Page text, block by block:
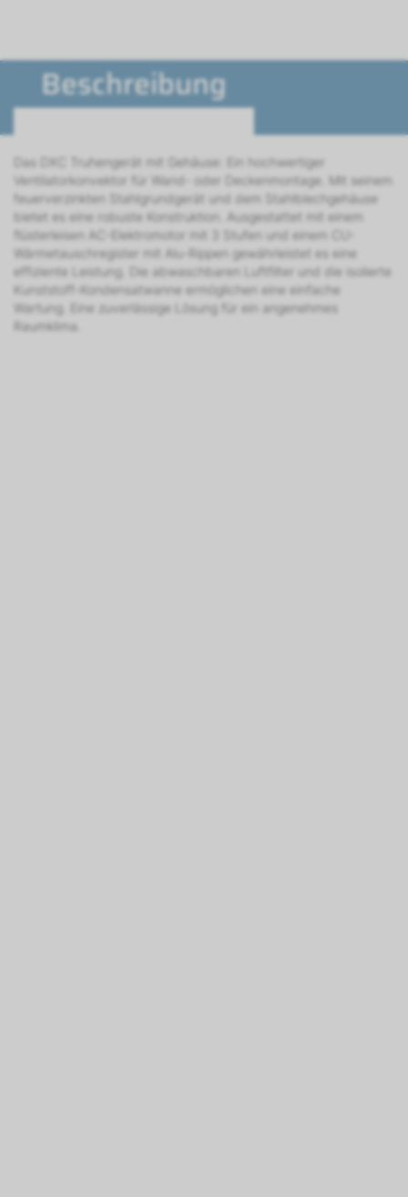
Beschreibung
Das DXC Truhengerät mit Gehäuse: Ein hochwertiger
Ventilatorkonvektor für Wand- oder Deckenmontage. Mit seinem
feuerverzinkten Stahlgrundgerät und dem Stahlblechgehäuse
bietet es eine robuste Konstruktion. Ausgestattet mit einem
flüsterleisen AC-Elektromotor mit 3 Stufen und einem CU-
Wärmetauschregister mit Alu-Rippen gewährleistet es eine
effiziente Leistung. Die abwaschbaren Luftfilter und die isolierte
Kunststoff-Kondensatwanne ermöglichen eine einfache
Wartung. Eine zuverlässige Lösung für ein angenehmes
Raumklima.